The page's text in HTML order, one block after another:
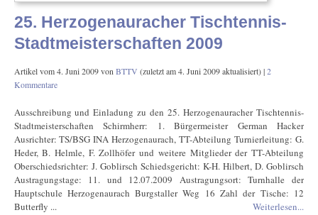
25. Herzogenauracher Tischtennis-
Stadtmeisterschaften 2009
Artikel vom4. Juni 2009vonBTTV (zuletzt am4. Juni 2009aktualisiert) |2
Kommentare
Ausschreibung und Einladung zu den 25. Herzogenauracher Tischtennis-
Stadtmeisterschaften Schirmherr: 1. Bürgermeister German Hacker
Ausrichter: TS/BSG INA Herzogenaurach, TT-Abteilung Turnierleitung: G.
Heder, B. Helmle, F. Zollhöfer und weitere Mitglieder der TT-Abteilung
Oberschiedsrichter: J. Goblirsch Schiedsgericht: K-H. Hilbert, D. Goblirsch
Austragungstage: 11. und 12.07.2009 Austragungsort: Turnhalle der
Hauptschule Herzogenaurach Burgstaller Weg 16 Zahl der Tische: 12
Butterfly ...
Weiterlesen...